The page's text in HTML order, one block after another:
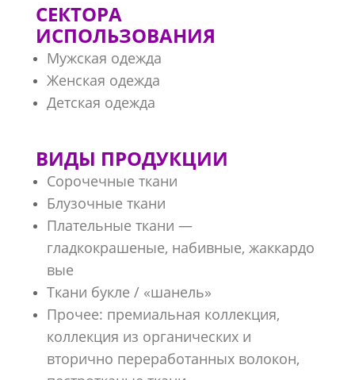
СЕКТОРА
ИСПОЛЬЗОВАНИЯ
Мужская одежда
Женская одежда
Детская одежда
ВИДЫ ПРОДУКЦИИ
Сорочечные ткани
Блузочные ткани
Плательные ткани —
гладкокрашеные, набивные, жаккардо
вые
Ткани букле / «шанель»
Прочее: премиальная коллекция,
коллекция из органических и
вторично переработанных волокон, ​